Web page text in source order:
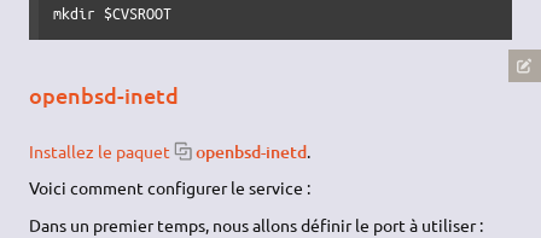
mkdir $CVSROOT
openbsd-inetd
Installez le paquet openbsd-inetd.
Voici comment configurer le service :
Dans un premier temps, nous allons définir le port à utiliser :